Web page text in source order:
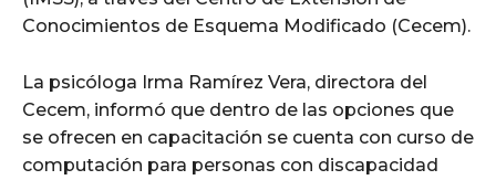
Conocimientos de Esquema Modificado (Cecem).
La psicóloga Irma Ramírez Vera, directora del
Cecem, informó que dentro de las opciones que
se ofrecen en capacitación se cuenta con curso de
computación para personas con discapacidad